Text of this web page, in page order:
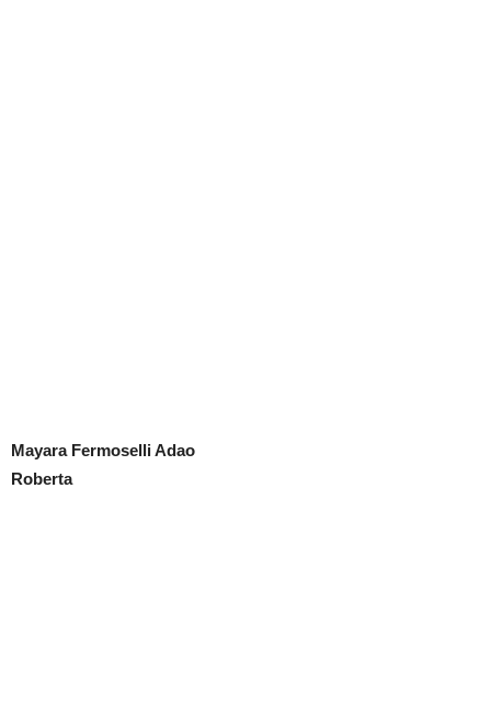
Mayara Fermoselli Adao
Roberta